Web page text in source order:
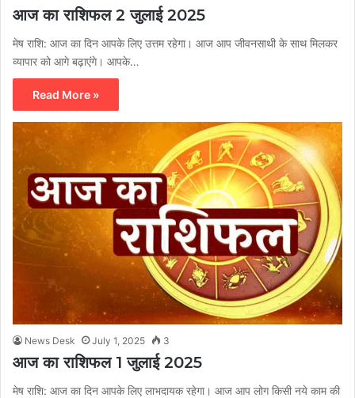
आज का राशिफल 2 जुलाई 2025
मेष राशि: आज का दिन आपके लिए उत्तम रहेगा। आज आप जीवनसाथी के साथ मिलकर
व्यापार को आगे बढ़ाएंगे। आपके…
Read More »
News Desk July 1, 2025 3
आज का राशिफल 1 जुलाई 2025
मेष राशि: आज का दिन आपके लिए लाभदायक रहेगा। आज आप लोग किसी नये काम की